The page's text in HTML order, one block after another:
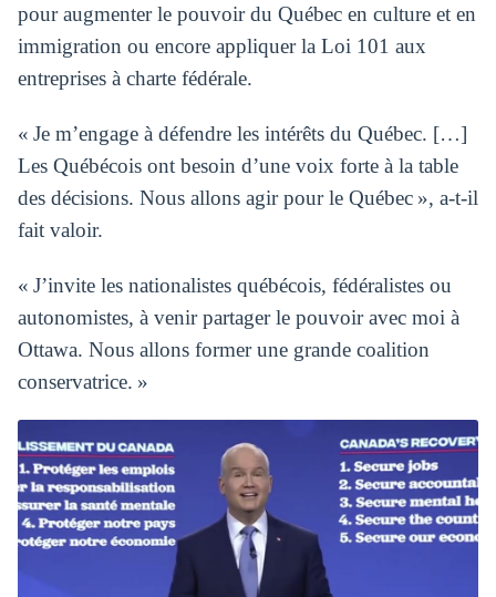
pour augmenter le pouvoir du Québec en culture et en
immigration ou encore appliquer la Loi 101 aux
entreprises à charte fédérale.
« Je m’engage à défendre les intérêts du Québec. […]
Les Québécois ont besoin d’une voix forte à la table
des décisions. Nous allons agir pour le Québec », a-t-il
fait valoir.
« J’invite les nationalistes québécois, fédéralistes ou
autonomistes, à venir partager le pouvoir avec moi à
Ottawa. Nous allons former une grande coalition
conservatrice. »